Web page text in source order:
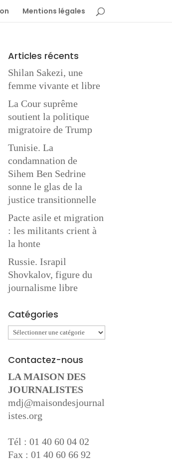
Mentions légales
Articles récents
Shilan Sakezi, une
femme vivante et libre
La Cour suprême
soutient la politique
migratoire de Trump
Tunisie. La
condamnation de
Sihem Ben Sedrine
sonne le glas de la
justice transitionnelle
Pacte asile et migration
: les militants crient à
la honte
Russie. Israpil
Shovkalov, figure du
journalisme libre
Catégories
Catégories
Contactez-nous
LA MAISON DES
JOURNALISTES
mdj@maisondesjournal
istes.org
Tél : 01 40 60 04 02
Fax : 01 40 60 66 92